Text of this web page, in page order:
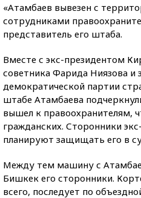
«Атамбаев вывезен с
сотрудниками
представитель его штаба.
Вместе с экс-президентом
советника Фарида Ниязова и
демократической партии
штабе Атамбаева
вышел к правоохранителям,
гражданских. Сторонники
планируют защищать его в
Между тем машину с
Бишкек его сторонники.
всего, последует по